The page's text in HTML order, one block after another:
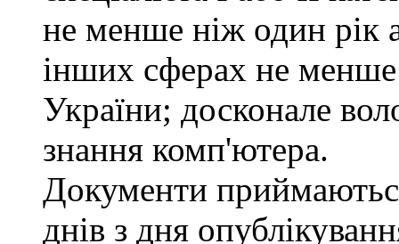
не менше ніж один рік
інших сферах не
України; досконале
знання комп'ютера.
Документи
днів з дня